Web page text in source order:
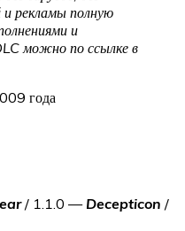
рекламы полную
и
можно по ссылке в
года
/ 1.1.0 — Decepticon /